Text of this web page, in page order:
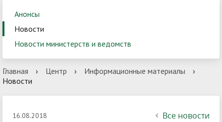
Анонсы
Новости
Новости министерств и ведомств
Главная › Центр › Информационные материалы
›
Новости
16.08.2018 Все новости